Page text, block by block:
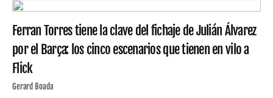
Ferran Torres tiene la clave del fichaje de Julián Álvarez
por el Barça: los cinco escenarios que tienen en vilo a
Flick
Gerard Boada